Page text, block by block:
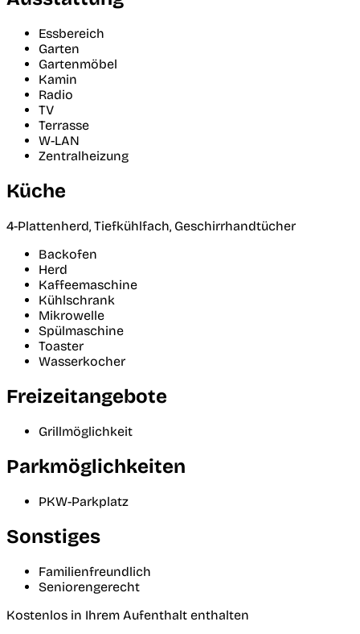
Essbereich
Garten
Gartenmöbel
Kamin
Radio
TV
Terrasse
W-LAN
Zentralheizung
Küche
4-Plattenherd, Tiefkühlfach, Geschirrhandtücher
Backofen
Herd
Kaffeemaschine
Kühlschrank
Mikrowelle
Spülmaschine
Toaster
Wasserkocher
Freizeitangebote
Grillmöglichkeit
Parkmöglichkeiten
PKW-Parkplatz
Sonstiges
Familienfreundlich
Seniorengerecht
Kostenlos in Ihrem Aufenthalt enthalten